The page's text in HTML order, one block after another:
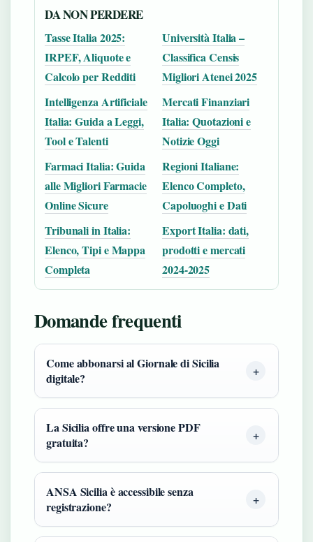
DA NON PERDERE
Tasse Italia 2025:
IRPEF, Aliquote e
Calcolo per Redditi
Università Italia –
Classifica Censis
Migliori Atenei 2025
Intelligenza Artificiale
Italia: Guida a Leggi,
Tool e Talenti
Mercati Finanziari
Italia: Quotazioni e
Notizie Oggi
Farmaci Italia: Guida
alle Migliori Farmacie
Online Sicure
Regioni Italiane:
Elenco Completo,
Capoluoghi e Dati
Tribunali in Italia:
Elenco, Tipi e Mappa
Completa
Export Italia: dati,
prodotti e mercati
2024-2025
Domande frequenti
Come abbonarsi al Giornale di Sicilia
digitale?
La Sicilia offre una versione PDF
gratuita?
ANSA Sicilia è accessibile senza
registrazione?